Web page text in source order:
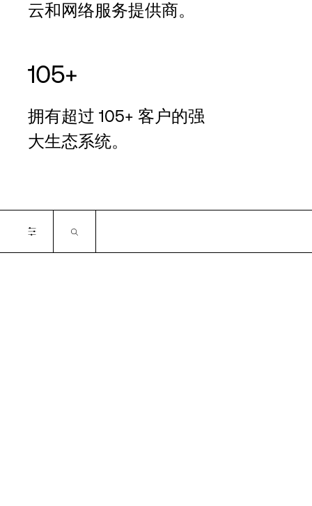
云和网络服务提供商。
105+
拥有超过 105+ 客户的强
大生态系统。